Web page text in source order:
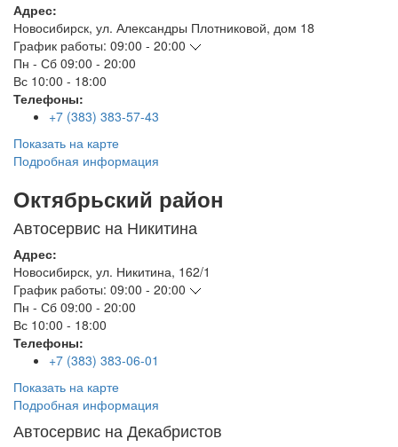
Адрес:
Новосибирск, ул. Александры Плотниковой, дом 18
График работы: 09:00 - 20:00
Пн - Сб 09:00 - 20:00
Вс 10:00 - 18:00
Телефоны:
+7 (383) 383-57-43
Показать на карте
Подробная информация
Октябрьский район
Автосервис на Никитина
Адрес:
Новосибирск, ул. Никитина, 162/1
График работы: 09:00 - 20:00
Пн - Сб 09:00 - 20:00
Вс 10:00 - 18:00
Телефоны:
+7 (383) 383-06-01
Показать на карте
Подробная информация
Автосервис на Декабристов